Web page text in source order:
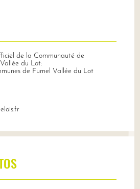
de la Communauté de
du Lot:
de Fumel Vallée du Lot